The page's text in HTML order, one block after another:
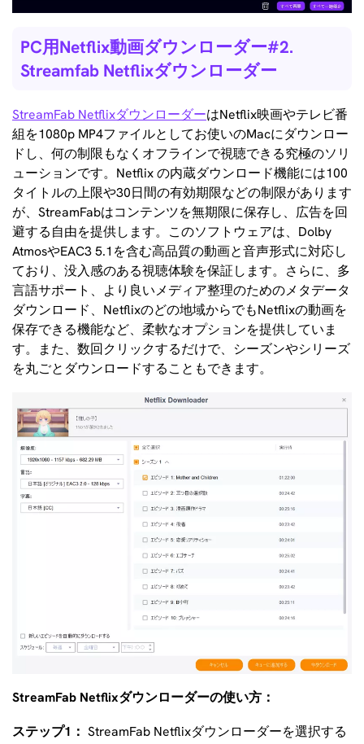
PC用Netflix動画ダウンローダー#2.
Streamfab Netflixダウンローダー
StreamFab NetflixダウンローダーはNetflix映画やテレビ番
組を1080p MP4ファイルとしてお使いのMacにダウンロー
ドし、何の制限もなくオフラインで視聴できる究極のソリ
ューションです。Netflix の内蔵ダウンロード機能には100
タイトルの上限や30日間の有効期限などの制限があります
が、StreamFabはコンテンツを無期限に保存し、広告を回
避する自由を提供します。このソフトウェアは、Dolby
AtmosやEAC3 5.1を含む高品質の動画と音声形式に対応し
ており、没入感のある視聴体験を保証します。さらに、多
言語サポート、より良いメディア整理のためのメタデータ
ダウンロード、Netflixのどの地域からでもNetflixの動画を
保存できる機能など、柔軟なオプションを提供していま
す。また、数回クリックするだけで、シーズンやシリーズ
を丸ごとダウンロードすることもできます。
StreamFab Netflixダウンローダーの使い方：
ステップ1： StreamFab Netflixダウンローダーを選択する